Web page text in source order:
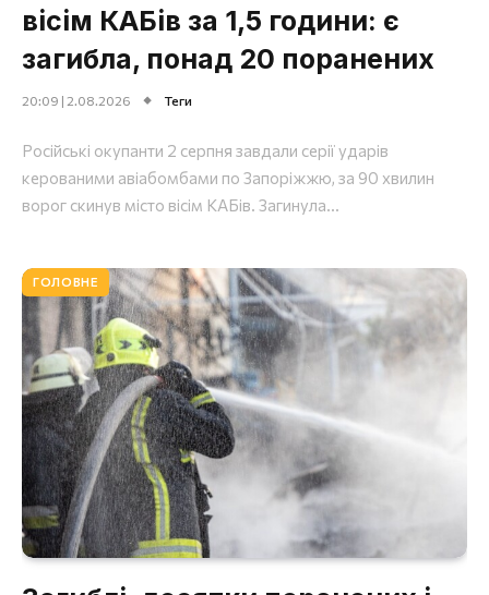
вісім КАБів за 1,5 години: є
загибла, понад 20 поранених
20:09 | 2.08.2026 Теги
Російські окупанти 2 серпня завдали серії ударів
керованими авіабомбами по Запоріжжю, за 90 хвилин
ворог скинув місто вісім КАБів. Загинула...
ГОЛОВНЕ